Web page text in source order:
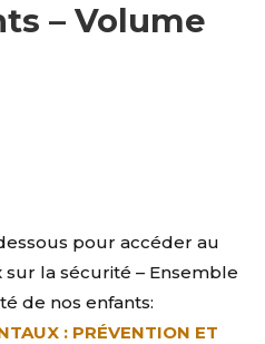
– Volume
pour accéder au
sur la sécurité – Ensemble
de nos enfants:
: PRÉVENTION ET